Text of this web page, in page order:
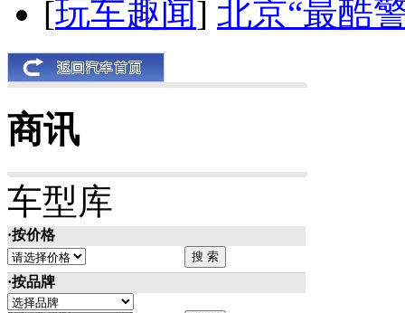
[玩车趣闻] 北京“最酷
商讯
车型库
·按价格
·按品牌